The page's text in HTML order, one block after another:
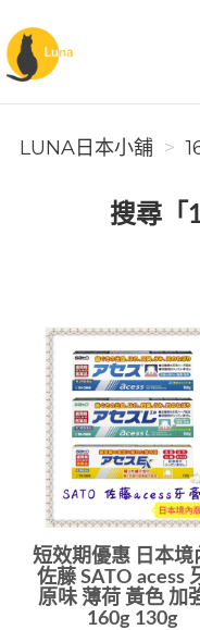
Luna日本小舖
LUNA日本小舖
搜尋「
短效期優惠 日本境
佐藤 SATO acess
原味 薄荷 黃色 加
160g 130g